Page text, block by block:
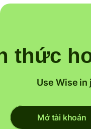
thức
Use Wise
Mở tài khoản